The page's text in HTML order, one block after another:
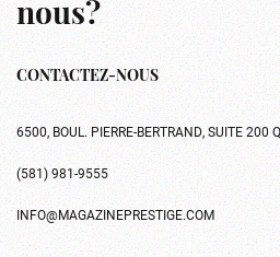
nous?
CONTACTEZ-NOUS
6500, BOUL. PIERRE-BERTRAND, SUITE 200
(581) 981-9555
INFO@MAGAZINEPRESTIGE.COM